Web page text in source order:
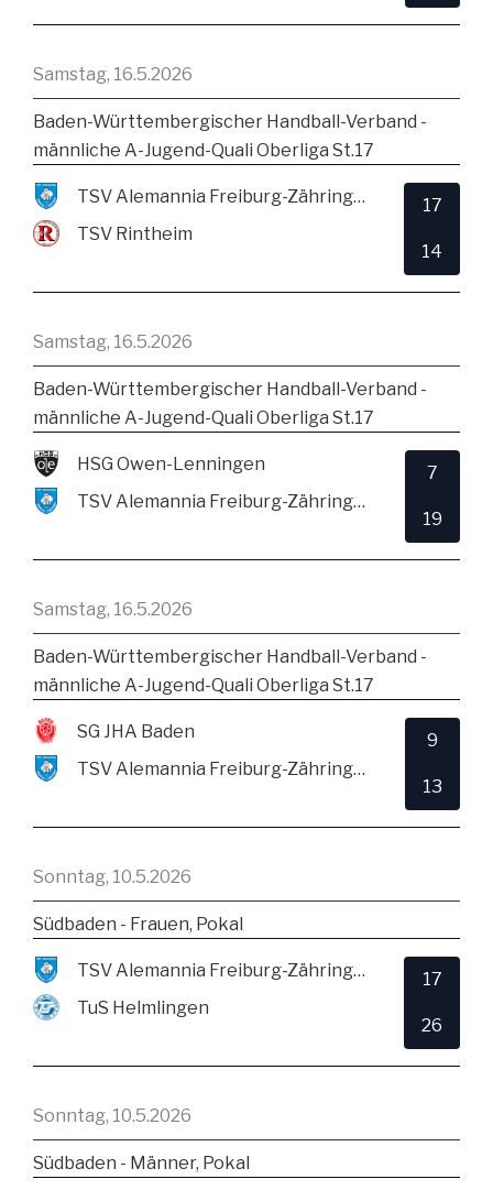
Samstag, 16.5.2026
Baden-Württembergischer Handball-Verband -
männliche A-Jugend-Quali Oberliga St.17
TSV Alemannia Freiburg-Zähringen
TSV Rintheim
17
14
Samstag, 16.5.2026
Baden-Württembergischer Handball-Verband -
männliche A-Jugend-Quali Oberliga St.17
HSG Owen-Lenningen
TSV Alemannia Freiburg-Zähringen
7
19
Samstag, 16.5.2026
Baden-Württembergischer Handball-Verband -
männliche A-Jugend-Quali Oberliga St.17
SG JHA Baden
TSV Alemannia Freiburg-Zähringen
9
13
Sonntag, 10.5.2026
Südbaden - Frauen, Pokal
TSV Alemannia Freiburg-Zähringen
TuS Helmlingen
17
26
Sonntag, 10.5.2026
Südbaden - Männer, Pokal